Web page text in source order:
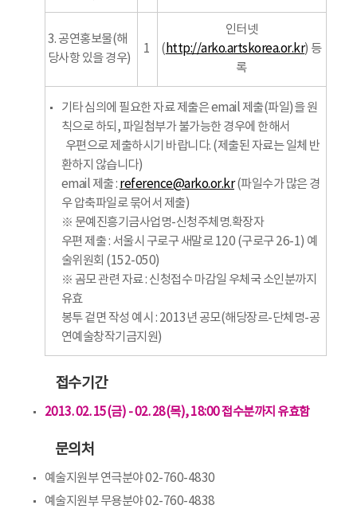
3. 공연홍보물(해
당사항 있을 경우)
1
인터넷
( http://arko.artskorea.or.kr) 등
록
기타 심의에 필요한 자료 제출은 email 제출(파일)을 원
칙으로 하되, 파일첨부가 불가능한 경우에 한해서
우편으로 제출하시기 바랍니다. (제출된 자료는 일체 반
환하지 않습니다)
email 제출 : reference@arko.or.kr(파일수가 많은 경
우 압축파일로 묶어서 제출)
※ 문예진흥기금사업명-신청주체명.확장자
우편 제출 : 서울시 구로구 새말로 120 (구로구 26-1) 예
술위원회 (152-050)
※ 곰모 관련 자료 : 신청접수 마감일 우체국 소인분까지
유효
봉투 겉면 작성 예시 : 2013년 공모(해당장르-단체명-공
연예술창작기금지원)
접수기간
2013. 02. 15(금) - 02. 28(목), 18:00 접수분까지 유효함
문의처
예술지원부 연극분야 02-760-4830
예술지원부 무용분야 02-760-4838